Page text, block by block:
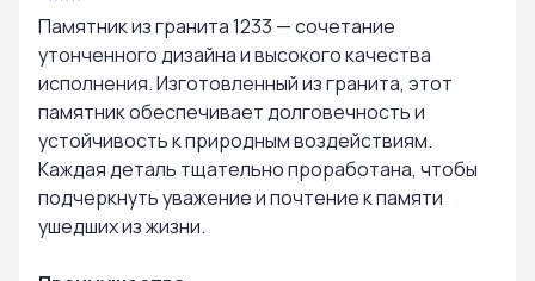
Памятник из гранита 1233 — сочетание
утонченного дизайна и высокого качества
исполнения. Изготовленный из гранита, этот
памятник обеспечивает долговечность и
устойчивость к природным воздействиям.
Каждая деталь тщательно проработана, чтобы
подчеркнуть уважение и почтение к памяти
ушедших из жизни.